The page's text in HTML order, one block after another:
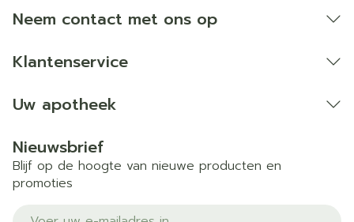
Neem contact met ons op
Klantenservice
Uw apotheek
Nieuwsbrief
Blijf op de hoogte van nieuwe producten en
promoties
E-mail adres